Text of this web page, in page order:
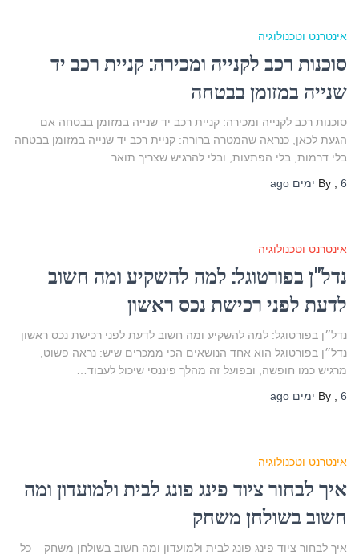
אינטרנט וטכנולוגיה
סוכנות רכב לקנייה ומכירה: קניית רכב יד
שנייה במזומן בבטחה
סוכנות רכב לקנייה ומכירה: קניית רכב יד שנייה במזומן בבטחה אם
הגעת לכאן, כנראה שהמטרה ברורה: קניית רכב יד שנייה במזומן בבטחה
בלי דרמות, בלי הפתעות, ובלי להרגיש שצריך תואר…
By
6 ימים
אינטרנט וטכנולוגיה
נדל"ן בפורטוגל: למה להשקיע ומה חשוב
לדעת לפני רכישת נכס ראשון
נדל״ן בפורטוגל: למה להשקיע ומה חשוב לדעת לפני רכישת נכס ראשון
נדל״ן בפורטוגל הוא אחד הנושאים הכי ממכרים שיש: נראה פשוט,
מרגיש כמו חופשה, ובפועל זה מהלך פיננסי שיכול לעבוד…
By
6 ימים
אינטרנט וטכנולוגיה
איך לבחור ציוד פינג פונג לבית ולמועדון ומה
חשוב בשולחן משחק
איך לבחור ציוד פינג פונג לבית ולמועדון ומה חשוב בשולחן משחק – כל